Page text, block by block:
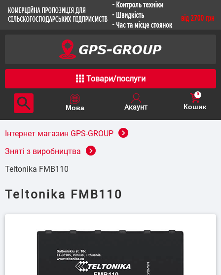
Товари/послуги
Кошик
0
Інтернет магазин GPS-GROUP
Зняті з виробництва
Teltonika FMB110
Teltonika FMB110